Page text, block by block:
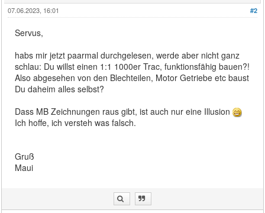
#2
07.06.2023, 16:01
Servus,
habs mir jetzt paarmal durchgelesen, werde aber nicht ganz
schlau: Du willst einen 1:1 1000er Trac, funktionsfähig bauen?!
Also abgesehen von den Blechteilen, Motor Getriebe etc baust
Du daheim alles selbst?
Dass MB Zeichnungen raus gibt, ist auch nur eine Illusion
Ich hoffe, ich versteh was falsch.
Gruß
Maui